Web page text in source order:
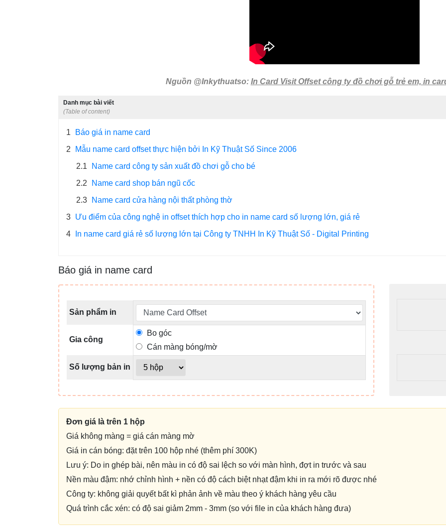
Nguồn @Inkythuatso: In Card Visit Offset công ty đồ chơi gỗ trẻ em, in
Danh mục bài viết
(Table of content)
1
Báo giá in name card
2
Mẫu name card offset thực hiện bởi In Kỹ Thuật Số Since 2006
2.1
Name card công ty sản xuất đồ chơi gỗ cho bé
2.2
Name card shop bán ngũ cốc
2.3
Name card cửa hàng nội thất phòng thờ
3 Ưu điểm của công nghệ in offset thích hợp cho in name card số lượng lớn, giá rẻ
4
In name card giá rẻ số lượng lớn tại Công ty TNHH In Kỹ Thuật Số - Digital Printing
Báo giá in name card
Sản phẩm in
Gia công
Bo góc
Cán màng bóng/mờ
Số lượng bản in
Đơn giá là trên 1 hộp
Giá không màng = giá cán màng mờ
Giá in cán bóng: đặt trên 100 hộp nhé (thêm phí 300K)
Lưu ý: Do in ghép bài, nên màu in có độ sai lệch so với màn hình, đợt in trước và sau
Nền màu đậm: nhớ chỉnh hình + nền có độ cách biệt nhạt đậm khi in ra mới rõ được nhé
Công ty: không giải quyết bất kì phản ảnh về màu theo ý khách hàng yêu cầu
Quá trình cắc xén: có độ sai giảm 2mm - 3mm (so với file in của khách hàng đưa)